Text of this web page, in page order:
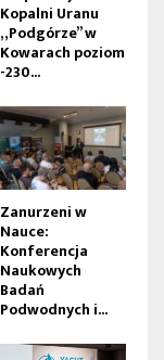
Kopalni Uranu
„Podgórze” w
Kowarach poziom
-230...
Zanurzeni w
Nauce:
Konferencja
Naukowych
Badań
Podwodnych i...